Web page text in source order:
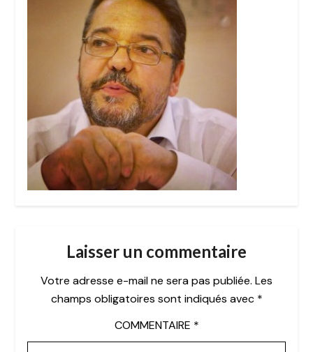
Laisser un commentaire
Votre adresse e-mail ne sera pas publiée. Les
champs obligatoires sont indiqués avec *
COMMENTAIRE *